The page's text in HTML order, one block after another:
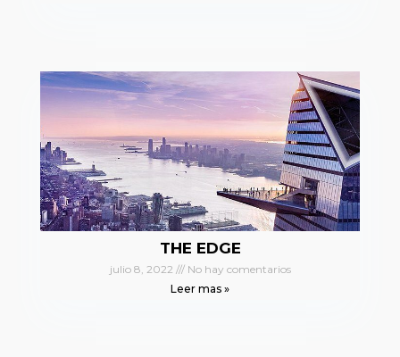
THE EDGE
julio 8, 2022
No hay comentarios
Leer mas »